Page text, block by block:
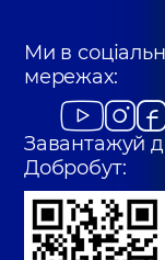
Ми в
мережах:
Завантажуй
Добробут: